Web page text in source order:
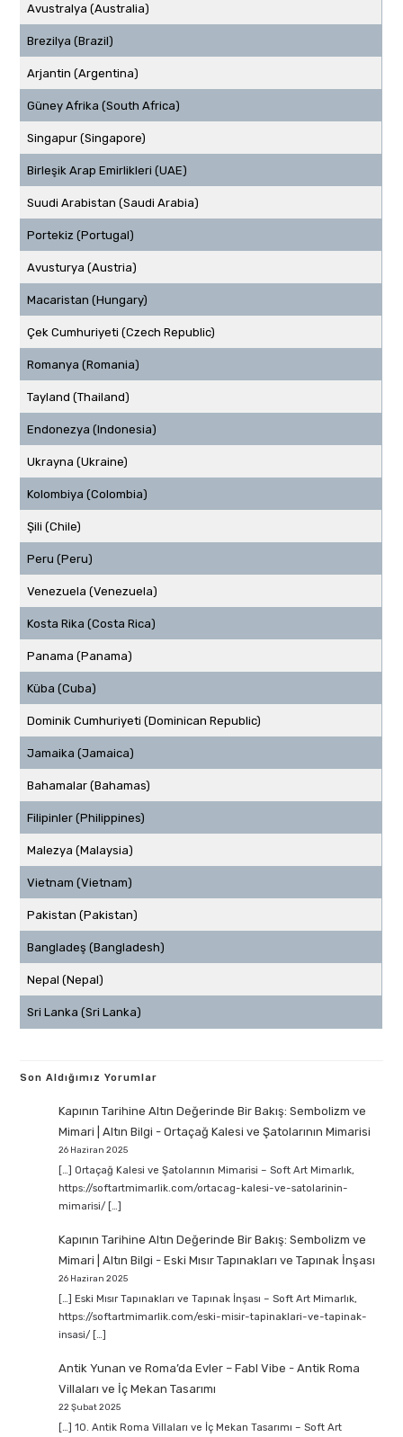
Avustralya (Australia)
Brezilya (Brazil)
Arjantin (Argentina)
Güney Afrika (South Africa)
Singapur (Singapore)
Birleşik Arap Emirlikleri (UAE)
Suudi Arabistan (Saudi Arabia)
Portekiz (Portugal)
Avusturya (Austria)
Macaristan (Hungary)
Çek Cumhuriyeti (Czech Republic)
Romanya (Romania)
Tayland (Thailand)
Endonezya (Indonesia)
Ukrayna (Ukraine)
Kolombiya (Colombia)
Şili (Chile)
Peru (Peru)
Venezuela (Venezuela)
Kosta Rika (Costa Rica)
Panama (Panama)
Küba (Cuba)
Dominik Cumhuriyeti (Dominican Republic)
Jamaika (Jamaica)
Bahamalar (Bahamas)
Filipinler (Philippines)
Malezya (Malaysia)
Vietnam (Vietnam)
Pakistan (Pakistan)
Bangladeş (Bangladesh)
Nepal (Nepal)
Sri Lanka (Sri Lanka)
Son Aldığımız Yorumlar
Kapının Tarihine Altın Değerinde Bir Bakış: Sembolizm ve
Mimari | Altın Bilgi - Ortaçağ Kalesi ve Şatolarının Mimarisi
26 Haziran 2025
[…] Ortaçağ Kalesi ve Şatolarının Mimarisi – Soft Art Mimarlık,
https://softartmimarlik.com/ortacag-kalesi-ve-satolarinin-
mimarisi/ […]
Kapının Tarihine Altın Değerinde Bir Bakış: Sembolizm ve
Mimari | Altın Bilgi - Eski Mısır Tapınakları ve Tapınak İnşası
26 Haziran 2025
[…] Eski Mısır Tapınakları ve Tapınak İnşası – Soft Art Mimarlık,
https://softartmimarlik.com/eski-misir-tapinaklari-ve-tapinak-
insasi/ […]
Antik Yunan ve Roma’da Evler – Fabl Vibe - Antik Roma
Villaları ve İç Mekan Tasarımı
22 Şubat 2025
[…] 10. Antik Roma Villaları ve İç Mekan Tasarımı – Soft Art